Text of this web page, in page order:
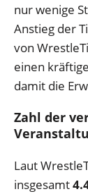
nur wenige
Anstieg der
von
einen
damit die
Zahl der
Laut
insgesamt